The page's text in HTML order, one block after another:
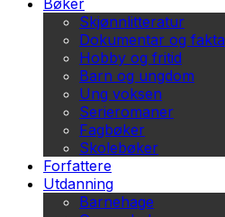
Bøker
Skjønnlitteratur
Dokumentar og fakta
Hobby og fritid
Barn og ungdom
Ung voksen
Serieromaner
Fagbøker
Skolebøker
Forfattere
Utdanning
Barnehage